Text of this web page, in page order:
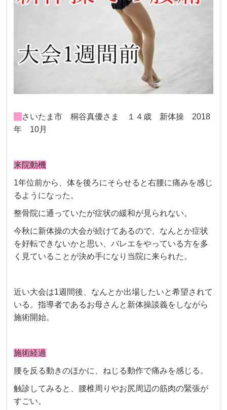
さいたま市 桐谷真優さま １４歳 新体操 2018
年 10月
来院動機
1年位前から、体を後ろにそらせると右腰に痛みを感じ
るようになった。
整骨院に通っていたが症状の緩和が見られない。
今秋に新体操の大会が続けてあるので、なんとか症状
を好転できないかと思い、バレエをやっている方を多
く見ていることが決め手になり当院に来られた。
近い大会は1週間後、なんとか出場したいと希望されて
いる。指導者であるお母さんと新体操談義をしながら
施術開始。
施術経過
腰を反る動きのほかに、ねじる動作で痛みを感じる。
触診してみると、腰椎周りやお尻周辺の筋肉の緊張が
すごい。